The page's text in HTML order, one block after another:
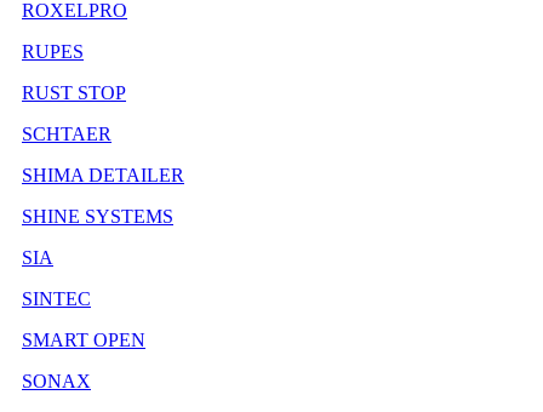
ROXELPRO
RUPES
RUST STOP
SCHTAER
SHIMA DETAILER
SHINE SYSTEMS
SIA
SINTEC
SMART OPEN
SONAX